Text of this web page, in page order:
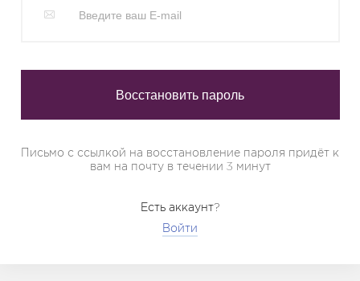
Письмо с ссылкой на восстановление пароля придёт к
вам на почту в течении 3 минут
Есть аккаунт?
Войти